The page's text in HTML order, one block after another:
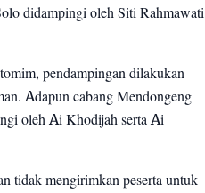
didampingi oleh Siti Rahmawati
pendampingan dilakukan
Adapun cabang Mendongeng
oleh Ai Khodijah serta Ai
tidak mengirimkan peserta untuk